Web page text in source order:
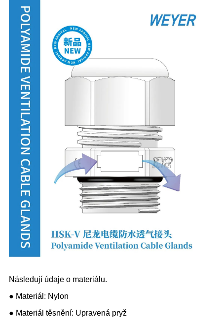
Následují údaje o materiálu.
● Materiál: Nylon
● Materiál těsnění: Upravená pryž